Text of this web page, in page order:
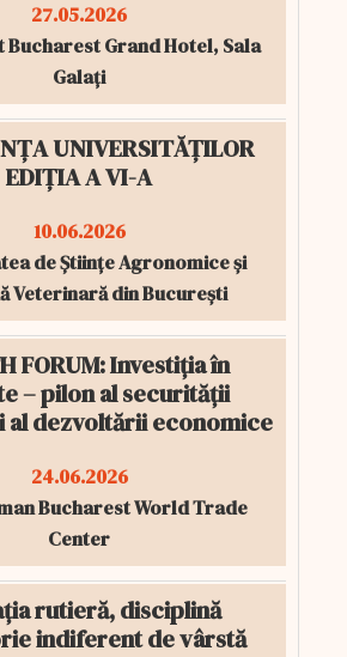
27.05.2026
Grand Hotel, Sala
Galați
UNIVERSITĂȚILOR
EDIȚIA A VI-A
10.06.2026
de Științe Agronomice și
Veterinară din București
FORUM: Investiția în
– pilon al securității
al dezvoltării economice
24.06.2026
Bucharest World Trade
Center
rutieră, disciplină
indiferent de vârstă